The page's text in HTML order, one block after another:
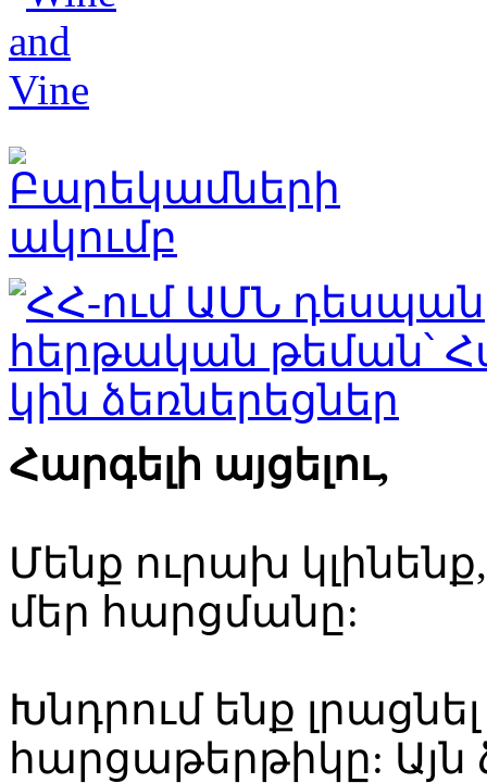
Հարգելի այցելու,
Մենք ուրախ
մեր հարցմանը:
Խնդրում ենք
հարցաթերթիկը: